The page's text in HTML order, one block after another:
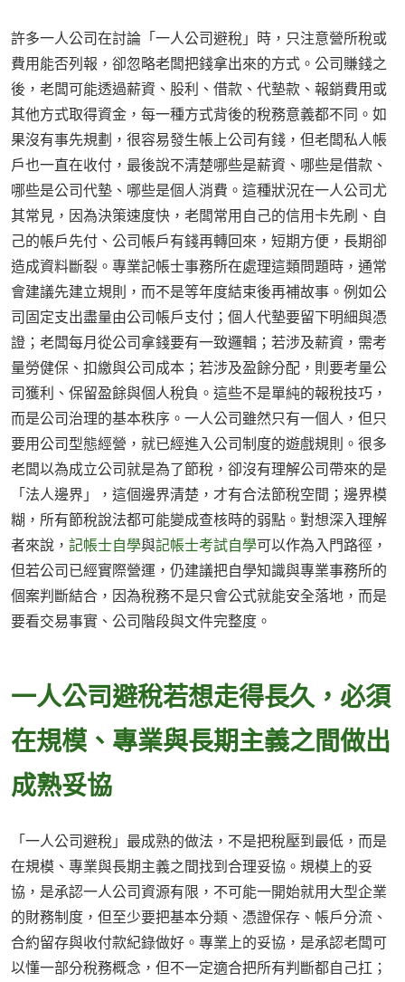
許多一人公司在討論「一人公司避稅」時，只注意營所稅或
費用能否列報，卻忽略老闆把錢拿出來的方式。公司賺錢之
後，老闆可能透過薪資、股利、借款、代墊款、報銷費用或
其他方式取得資金，每一種方式背後的稅務意義都不同。如
果沒有事先規劃，很容易發生帳上公司有錢，但老闆私人帳
戶也一直在收付，最後說不清楚哪些是薪資、哪些是借款、
哪些是公司代墊、哪些是個人消費。這種狀況在一人公司尤
其常見，因為決策速度快，老闆常用自己的信用卡先刷、自
己的帳戶先付、公司帳戶有錢再轉回來，短期方便，長期卻
造成資料斷裂。專業記帳士事務所在處理這類問題時，通常
會建議先建立規則，而不是等年度結束後再補故事。例如公
司固定支出盡量由公司帳戶支付；個人代墊要留下明細與憑
證；老闆每月從公司拿錢要有一致邏輯；若涉及薪資，需考
量勞健保、扣繳與公司成本；若涉及盈餘分配，則要考量公
司獲利、保留盈餘與個人稅負。這些不是單純的報稅技巧，
而是公司治理的基本秩序。一人公司雖然只有一個人，但只
要用公司型態經營，就已經進入公司制度的遊戲規則。很多
老闆以為成立公司就是為了節稅，卻沒有理解公司帶來的是
「法人邊界」，這個邊界清楚，才有合法節稅空間；邊界模
糊，所有節稅說法都可能變成查核時的弱點。對想深入理解
者來說， 記帳士自學與記帳士考試自學可以作為入門路徑，
但若公司已經實際營運，仍建議把自學知識與專業事務所的
個案判斷結合，因為稅務不是只會公式就能安全落地，而是
要看交易事實、公司階段與文件完整度。
一人公司避稅若想走得長久，必須
在規模、專業與長期主義之間做出
成熟妥協
「一人公司避稅」最成熟的做法，不是把稅壓到最低，而是
在規模、專業與長期主義之間找到合理妥協。規模上的妥
協，是承認一人公司資源有限，不可能一開始就用大型企業
的財務制度，但至少要把基本分類、憑證保存、帳戶分流、
合約留存與收付款紀錄做好。專業上的妥協，是承認老闆可
以懂一部分稅務概念，但不一定適合把所有判斷都自己扛；